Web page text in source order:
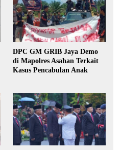
DPC GM GRIB Jaya Demo
di Mapolres Asahan Terkait
Kasus Pencabulan Anak